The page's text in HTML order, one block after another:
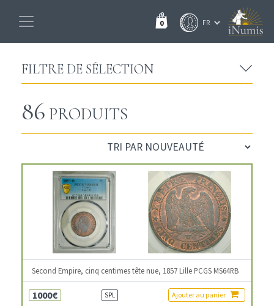
0
FILTRE DE SÉLECTION
86 PRODUITS
Second Empire, cinq centimes tête nue, 1857 Lille PCGS MS64RB
1000€ SPL Ajouter au panier